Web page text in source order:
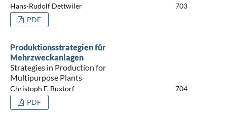
Hans-Rudolf Dettwiler
703
PDF
Produktionsstrategien für
Mehrzweckanlagen
Strategies in Production for
Multipurpose Plants
Christoph F. Buxtorf
704
PDF